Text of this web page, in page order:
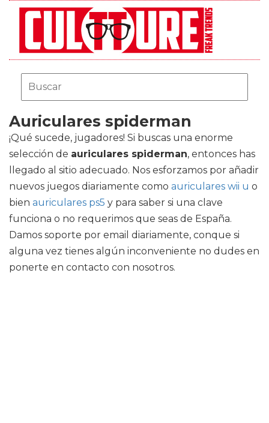
Auriculares spiderman
¡Qué sucede, jugadores! Si buscas una enorme
selección de auriculares spiderman, entonces has
llegado al sitio adecuado. Nos esforzamos por añadir
nuevos juegos diariamente como auriculares wii u o
bien auriculares ps5 y para saber si una clave
funciona o no requerimos que seas de España.
Damos soporte por email diariamente, conque si
alguna vez tienes algún inconveniente no dudes en
ponerte en contacto con nosotros.